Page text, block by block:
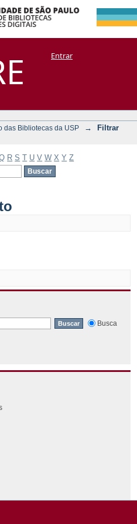
por:
+ CoriscoEntrar
das Bibliotecas da USP →
Filtrar
R S T U V W X Y Z
Busca